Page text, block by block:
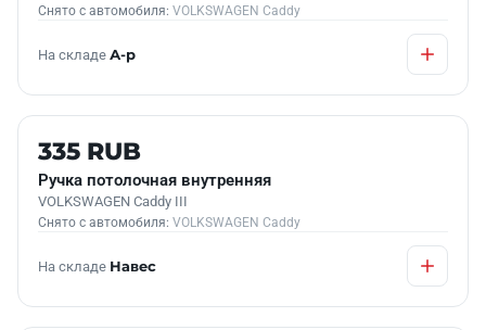
Снято с автомобиля: VOLKSWAGEN Caddy
На складе А-р
Б/У В НАЛИЧИИ
335 RUB
Ручка потолочная внутренняя
VOLKSWAGEN Caddy III
Снято с автомобиля: VOLKSWAGEN Caddy
На складе Навес